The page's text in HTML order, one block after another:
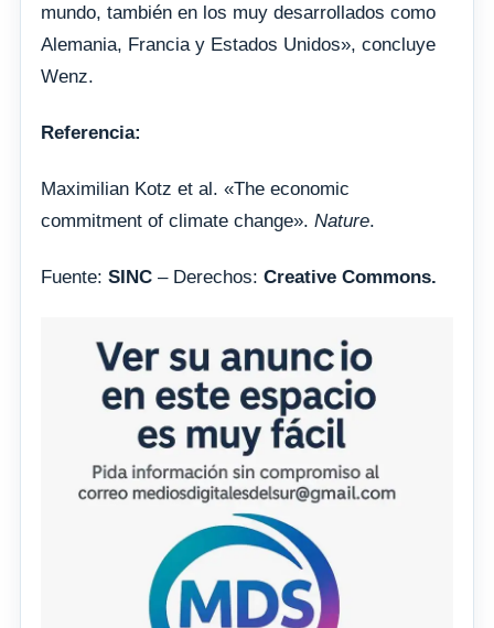
mundo, también en los muy desarrollados como
Alemania, Francia y Estados Unidos», concluye
Wenz.
Referencia:
Maximilian Kotz et al. «The economic
commitment of climate change». Nature.
Fuente: SINC – Derechos: Creative Commons.